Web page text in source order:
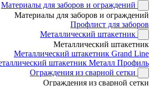
Материалы для заборов и ограждений
Материалы для заборов и ограждений
Профлист для заборов
Металлический штакетник
Металлический штакетник
Металлический штакетник Grand Line
штакетник Металл Профиль
Ограждения из сварной сетки
Ограждения из сварной сетки